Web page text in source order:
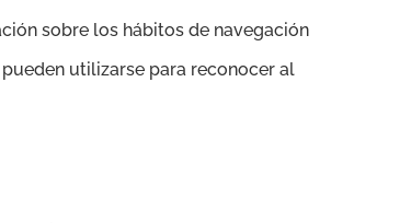
sobre los hábitos de navegación
utilizarse para reconocer al